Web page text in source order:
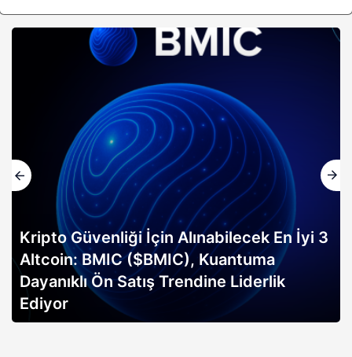
Kripto Güvenliği İçin Alınabilecek En İyi 3
Altcoin: BMIC ($BMIC), Kuantuma
Dayanıklı Ön Satış Trendine Liderlik
Ediyor